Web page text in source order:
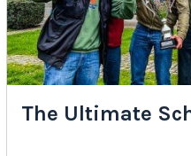
The Ultimate